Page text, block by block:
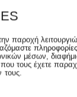
Μονό 160x240
παροχή
μέσων,
τους έχετε
τους.